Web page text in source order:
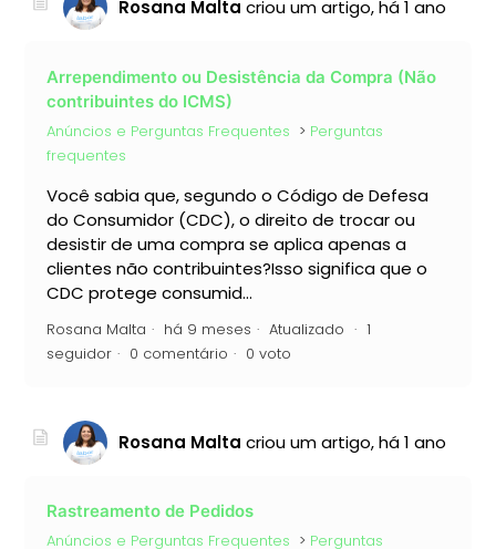
Rosana Malta criou um artigo,há 1 ano
Arrependimento ou Desistência da Compra (Não
contribuintes do ICMS)
Anúncios e Perguntas Frequentes
Perguntas
frequentes
Você sabia que, segundo o Código de Defesa
do Consumidor (CDC), o direito de trocar ou
desistir de uma compra se aplica apenas a
clientes não contribuintes?Isso significa que o
CDC protege consumid...
Rosana Malta há 9 meses Atualizado
1
seguidor
0 comentário 0 voto
Rosana Malta criou um artigo,há 1 ano
Rastreamento de Pedidos
Anúncios e Perguntas Frequentes
Perguntas